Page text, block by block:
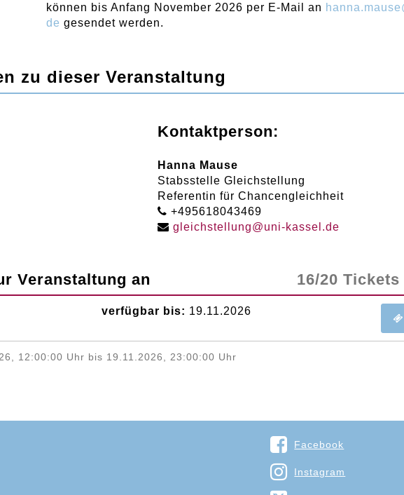
können bis Anfang November 2026 per E-Mail an hanna.mause
de gesendet werden.
zu dieser Veranstaltung
Kontaktperson:
Hanna Mause
Stabsstelle Gleichstellung
Referentin für Chancengleichheit
+495618043469
gleichstellung@uni-kassel .de
Veranstaltung an 16/20
verfügbar bis: 19.11.2026
12:00:00 Uhr bis 19.11.2026, 23:00:00 Uhr
Facebook
Instagram